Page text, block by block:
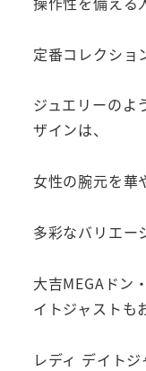
定番コレクショ
ジュエリーのよ
ザインは、
女性の腕元を華
多彩なバリエー
大吉MEGAドン
イトジャストも
レディ デイト